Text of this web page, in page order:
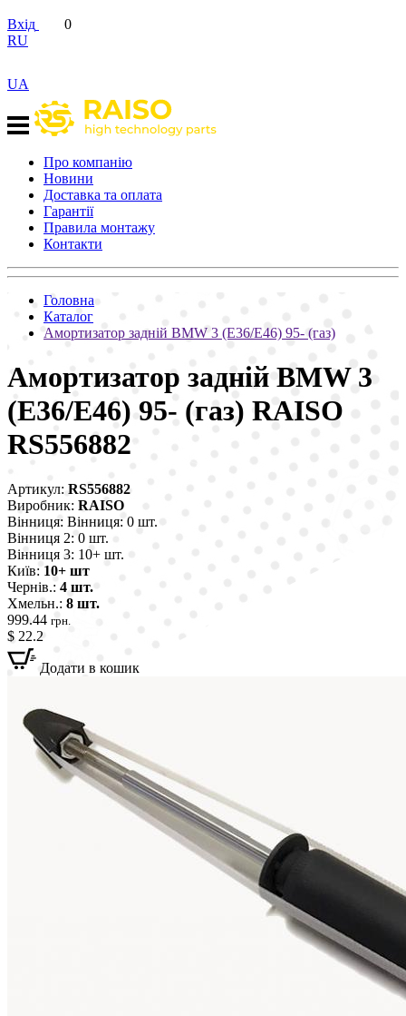
Вхід
0
RU
UA
Про компанію
Новини
Доставка та оплата
Гарантії
Правила монтажу
Контакти
Головна
Каталог
Амортизатор задній BMW 3 (E36/E46) 95- (газ)
Амортизатор задній BMW 3
(E36/E46) 95- (газ) RAISO
RS556882
Артикул: RS556882
Виробник: RAISO
Вінниця: Вінниця: 0 шт.
Вінниця 2: 0 шт.
Вінниця 3: 10+ шт.
Київ: 10+ шт
Чернів.: 4 шт.
Хмельн.: 8 шт.
999.44 грн.
$ 22.2
Додати в кошик